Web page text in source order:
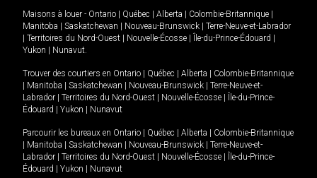
Maisons à louer - Ontario | Québec | Alberta | Colombie-Britannique |
Manitoba | Saskatchewan | Nouveau-Brunswick | Terre-Neuve-et-Labrador
| Territoires du Nord-Ouest | Nouvelle-Écosse | Île-du-Prince-Édouard |
Yukon | Nunavut
Trouver des courtiers en Ontario | Québec | Alberta | Colombie-Britannique
| Manitoba | Saskatchewan | Nouveau-Brunswick | Terre-Neuve-et-
Labrador | Territoires du Nord-Ouest | Nouvelle-Écosse | Île-du-Prince-
Édouard | Yukon | Nunavut
Parcourir les bureaux en Ontario | Québec | Alberta | Colombie-Britannique
| Manitoba | Saskatchewan | Nouveau-Brunswick | Terre-Neuve-et-
Labrador | Territoires du Nord-Ouest | Nouvelle-Écosse | Île-du-Prince-
Édouard | Yukon | Nunavut